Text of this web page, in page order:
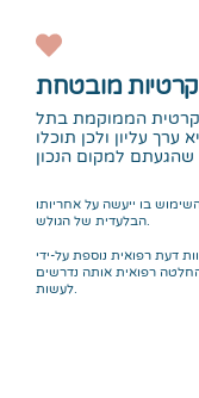
מובטחת
הממוקמת בתל
עליון ולכן תוכלו
בו ייעשה על אחריותו
הבלעדית של הגולש.
דעת רפואית נוספת על-ידי
החלטה רפואית אותה נדרשים
לעשות.